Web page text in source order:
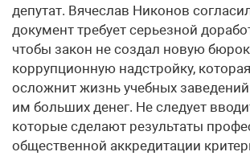
депутат. Вячеслав Никонов
документ требует серьезной
чтобы закон не создал новую
коррупционную надстройку,
осложнит жизнь учебных заведений
им больших денег. Не следует
которые сделают результаты
общественной аккредитации